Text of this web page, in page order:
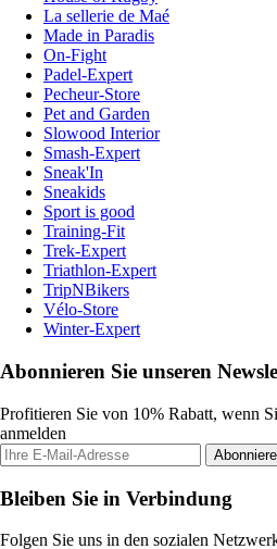
La sellerie de Maé
Made in Paradis
On-Fight
Padel-Expert
Pecheur-Store
Pet and Garden
Slowood Interior
Smash-Expert
Sneak'In
Sneakids
Sport is good
Training-Fit
Trek-Expert
Triathlon-Expert
TripNBikers
Vélo-Store
Winter-Expert
Abonnieren Sie unseren
Profitieren Sie von 10% Rabatt, wenn
anmelden
Bleiben Sie in Verbindung
Folgen Sie uns in den sozialen